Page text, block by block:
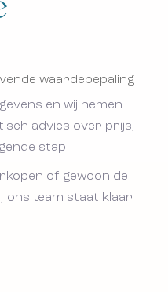
waardebepaling
en wij nemen
advies over prijs,
stap.
of gewoon de
ons team staat klaar